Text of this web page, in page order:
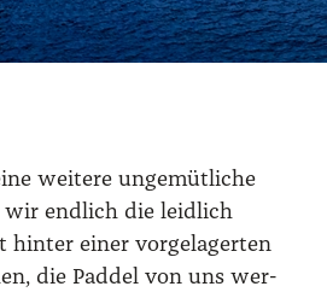
wei­te­re unge­müt­li­che
wir end­lich die leid­lich
hin­ter einer vor­ge­la­ger­ten
die Pad­del von uns wer­